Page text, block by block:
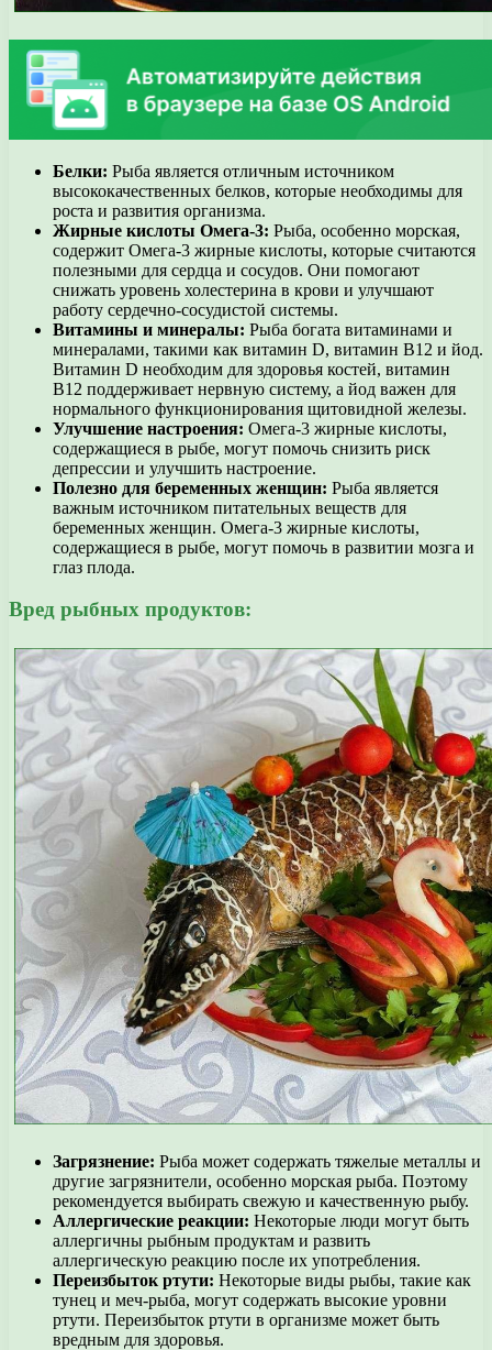
Белки: Рыба является отличным источником
высококачественных белков, которые необходимы для
роста и развития организма.
Жирные кислоты Омега-3: Рыба, особенно морская,
содержит Омега-3 жирные кислоты, которые считаются
полезными для сердца и сосудов. Они помогают
снижать уровень холестерина в крови и улучшают
работу сердечно-сосудистой системы.
Витамины и минералы: Рыба богата витаминами и
минералами, такими как витамин D, витамин B12 и йод.
Витамин D необходим для здоровья костей, витамин
B12 поддерживает нервную систему, а йод важен для
нормального функционирования щитовидной железы.
Улучшение настроения: Омега-3 жирные кислоты,
содержащиеся в рыбе, могут помочь снизить риск
депрессии и улучшить настроение.
Полезно для беременных женщин: Рыба является
важным источником питательных веществ для
беременных женщин. Омега-3 жирные кислоты,
содержащиеся в рыбе, могут помочь в развитии мозга и
глаз плода.
Вред рыбных продуктов:
Загрязнение: Рыба может содержать тяжелые металлы и
другие загрязнители, особенно морская рыба. Поэтому
рекомендуется выбирать свежую и качественную рыбу.
Аллергические реакции: Некоторые люди могут быть
аллергичны рыбным продуктам и развить
аллергическую реакцию после их употребления.
Переизбыток ртути: Некоторые виды рыбы, такие как
тунец и меч-рыба, могут содержать высокие уровни
ртути. Переизбыток ртути в организме может быть
вредным для здоровья.